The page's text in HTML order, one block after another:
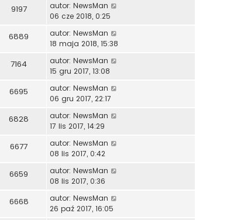
9197 autor: NewsMan
06 cze 2018, 0:25
6889 autor: NewsMan
18 maja 2018, 15:38
7164 autor: NewsMan
15 gru 2017, 13:08
6695 autor: NewsMan
06 gru 2017, 22:17
6828 autor: NewsMan
17 lis 2017, 14:29
6677 autor: NewsMan
08 lis 2017, 0:42
6659 autor: NewsMan
08 lis 2017, 0:36
6668 autor: NewsMan
26 paź 2017, 16:05